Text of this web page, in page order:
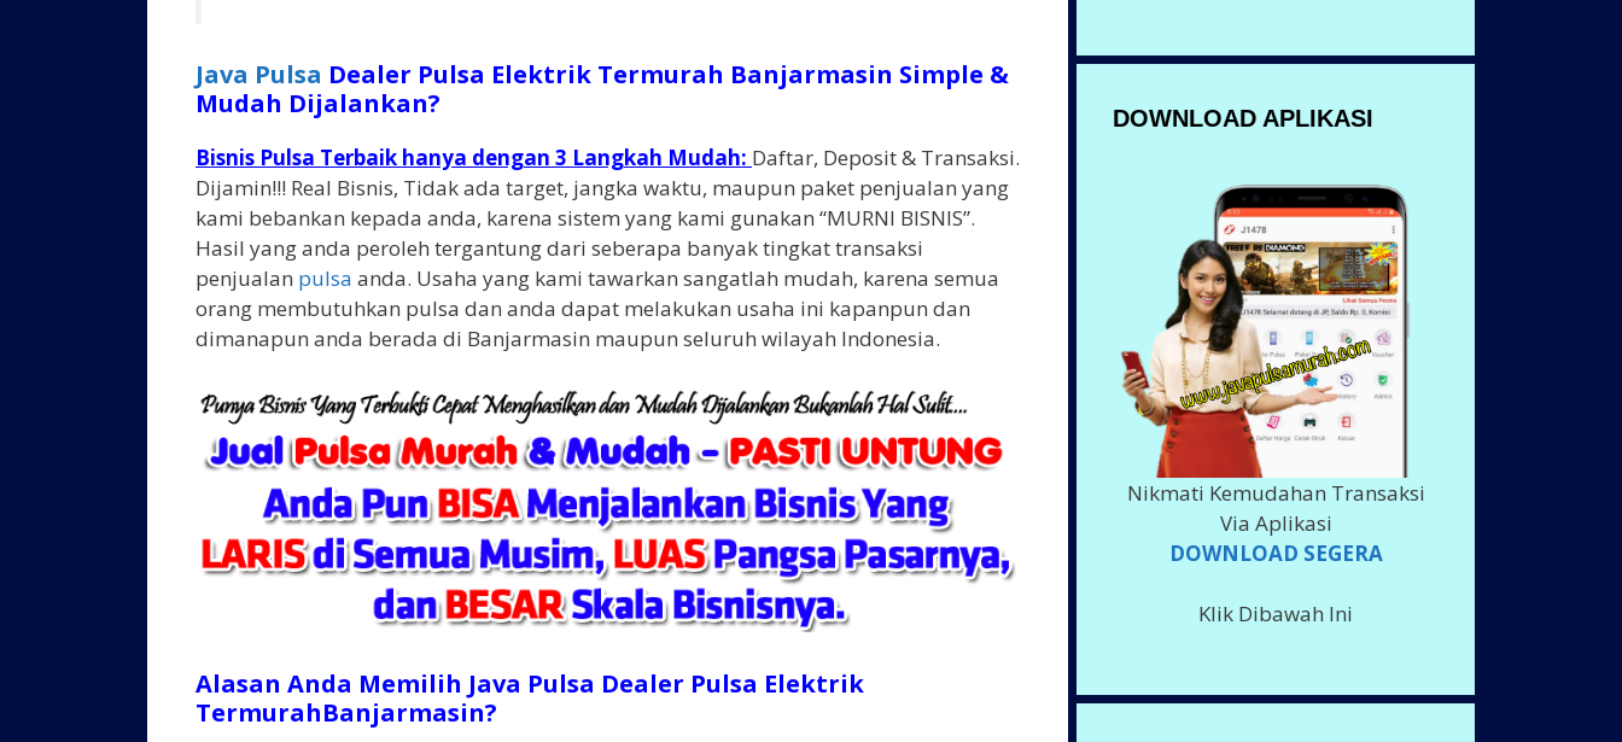
Java Pulsa Dealer Pulsa Elektrik Termurah Banjarmasin Simple &
Mudah Dijalankan?
Bisnis Pulsa Terbaik hanya dengan 3 Langkah Mudah: Daftar, Deposit & Transaksi.
Dijamin!!! Real Bisnis, Tidak ada target, jangka waktu, maupun paket penjualan yang
kami bebankan kepada anda, karena sistem yang kami gunakan “MURNI BISNIS”.
Hasil yang anda peroleh tergantung dari seberapa banyak tingkat transaksi
penjualan pulsa anda. Usaha yang kami tawarkan sangatlah mudah, karena semua
orang membutuhkan pulsa dan anda dapat melakukan usaha ini kapanpun dan
dimanapun anda berada di Banjarmasin maupun seluruh wilayah Indonesia.
Alasan Anda Memilih Java Pulsa Dealer Pulsa Elektrik
TermurahBanjarmasin?
DOWNLOAD APLIKASI
Nikmati Kemudahan Transaksi
Via Aplikasi
DOWNLOAD SEGERA
Klik Dibawah Ini